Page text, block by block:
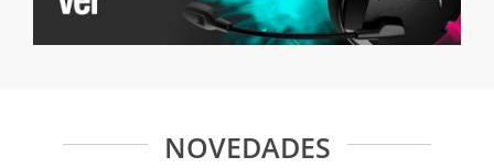
NOVEDADES